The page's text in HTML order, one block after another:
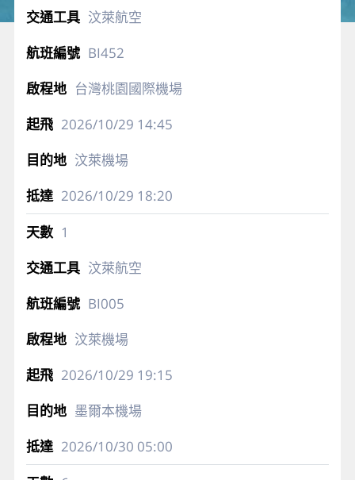
汶萊航空
BI452
台灣桃園國際機場
2026/10/29 14:45
汶萊機場
2026/10/29 18:20
1
汶萊航空
BI005
汶萊機場
2026/10/29 19:15
墨爾本機場
2026/10/30 05:00